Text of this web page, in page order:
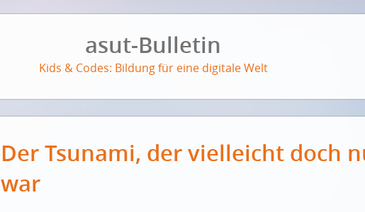
asut-Bulletin
Kids & Codes: Bildung für eine digitale Welt
Der Tsunami, der vielleicht doch
war